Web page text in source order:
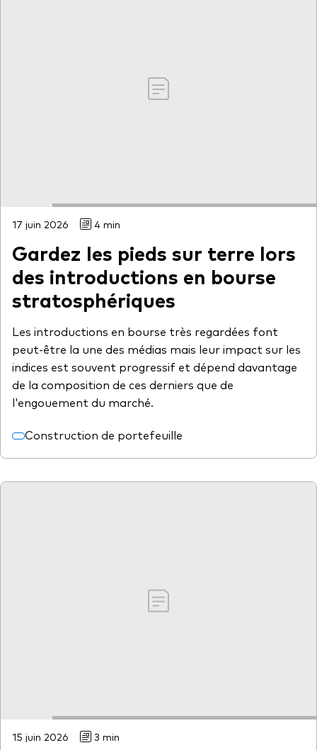
17 juin 2026 4 min
Gardez les pieds sur terre lors
des introductions en bourse
stratosphériques
Les introductions en bourse très regardées font
peut-être la une des médias mais leur impact sur les
indices est souvent progressif et dépend davantage
de la composition de ces derniers que de
l'engouement du marché.
Construction de portefeuille
15 juin 2026 3 min